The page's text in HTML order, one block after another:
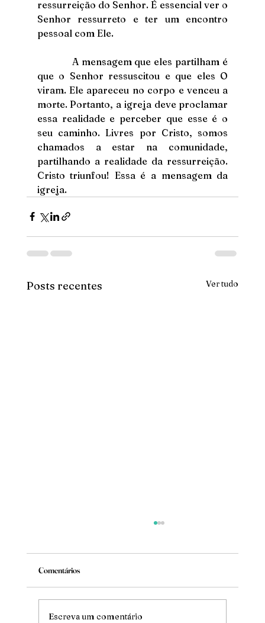
ressurreição do Senhor. É essencial ver o
Senhor ressurreto e ter um encontro
pessoal com Ele.
que o Senhor ressuscitou e que eles O
viram. Ele apareceu no corpo e venceu a
morte. Portanto, a igreja deve proclamar
essa realidade e perceber que esse é o
seu caminho. Livres por Cristo, somos
chamados a estar na comunidade,
partilhando a realidade da ressurreição.
Cristo triunfou! Essa é a mensagem da
igreja.
Posts recentes Ver tudo
Mude
Comentários
Escreva um comentário